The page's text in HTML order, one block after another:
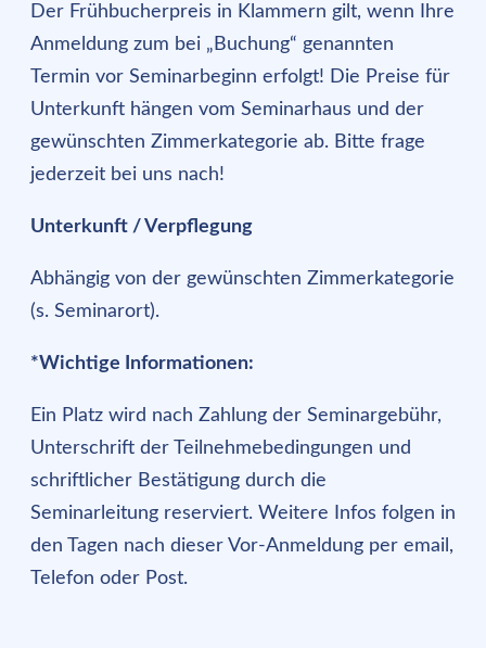
Der Frühbucherpreis in Klammern gilt, wenn Ihre
Anmeldung zum bei „Buchung“ genannten
Termin vor Seminarbeginn erfolgt! Die Preise für
Unterkunft hängen vom Seminarhaus und der
gewünschten Zimmerkategorie ab. Bitte frage
jederzeit bei uns nach!
Unterkunft / Verpflegung
Abhängig von der gewünschten Zimmerkategorie
(s. Seminarort).
*Wichtige Informationen:
Ein Platz wird nach Zahlung der Seminargebühr,
Unterschrift der Teilnehmebedingungen und
schriftlicher Bestätigung durch die
Seminarleitung reserviert. Weitere Infos folgen in
den Tagen nach dieser Vor-Anmeldung per email,
Telefon oder Post.